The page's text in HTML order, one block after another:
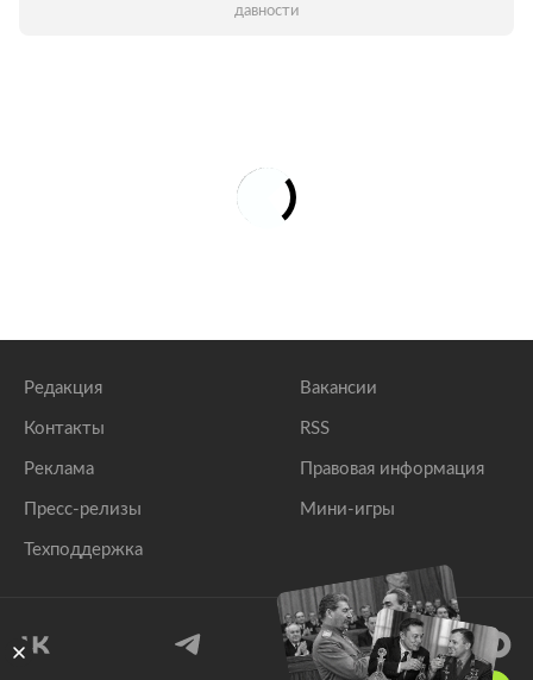
давности
Редакция
Контакты
Реклама
Пресс-релизы
Техподдержка
Вакансии
RSS
Правовая информация
Мини-игры